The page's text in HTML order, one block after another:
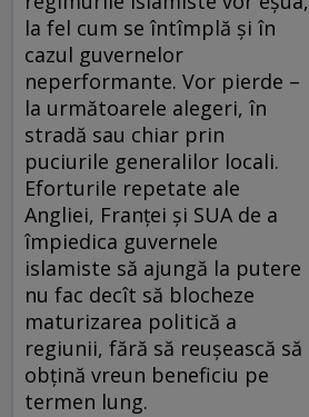
la fel cum se întîmplă și în
cazul guvernelor
neperformante. Vor pierde –
la următoarele alegeri, în
stradă sau chiar prin
puciurile generalilor locali.
Eforturile repetate ale
Angliei, Franței și SUA de a
împiedica guvernele
islamiste să ajungă la putere
nu fac decît să blocheze
maturizarea politică a
regiunii, fără să reușească să
obțină vreun beneficiu pe
termen lung.